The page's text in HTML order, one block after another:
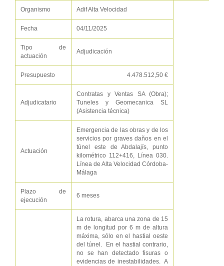
Organismo Adif Alta Velocidad
Fecha 04/11/2025
Tipo de
actuación
Adjudicación
Presupuesto 4.478.512,50 €
Adjudicatario
Contratas y Ventas SA (Obra);
Tuneles y Geomecanica SL
(Asistencia técnica)
Actuación
Emergencia de las obras y de los
servicios por graves daños en el
túnel este de Abdalajís, punto
kilométrico 112+416, Línea 030.
Línea de Alta Velocidad Córdoba-
Málaga
Plazo de
ejecución
6 meses
La rotura, abarca una zona de 15
m de longitud por 6 m de altura
máxima, sólo en el hastial oeste
del túnel. En el hastial contrario,
no se han detectado fisuras o
evidencias de inestabilidades. A